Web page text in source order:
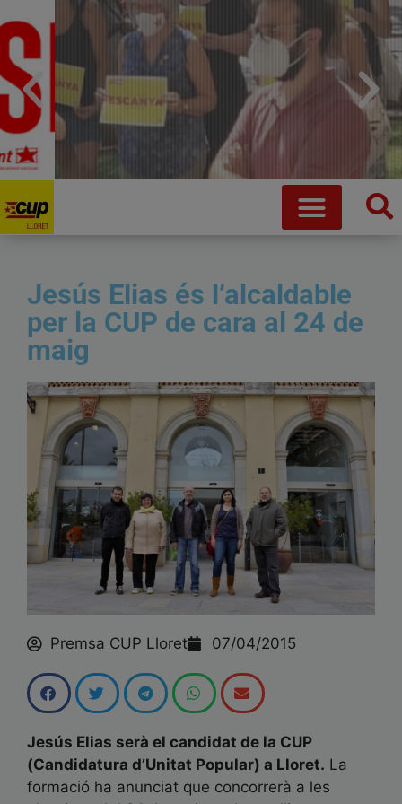
Que no ens robin la vida
Fem crida a desobeir de manera coordinada i conjunta
Saber més
Jesús Elias és l’alcaldable
per la CUP de cara al 24 de
maig
Premsa CUP Lloret 07/04/2015
Jesús Elias serà el candidat de la CUP
(Candidatura d’Unitat Popular) a Lloret. La
formació ha anunciat que concorrerà a les